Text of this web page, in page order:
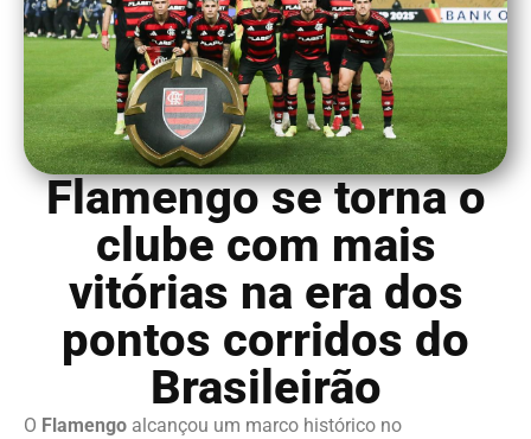
Flamengo se torna o
clube com mais
vitórias na era dos
pontos corridos do
Brasileirão
O Flamengo alcançou um marco histórico no